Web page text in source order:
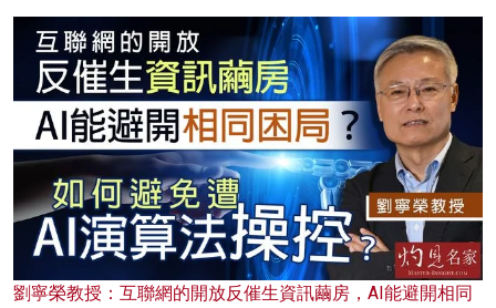
劉寧榮教授：互聯網的開放反催生資訊繭房，AI能避開相同